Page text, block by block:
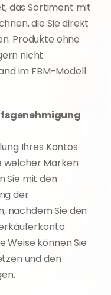
das Sortiment mit
die Sie direkt
Produkte ohne
nicht
im FBM-Modell
Ihres Kontos
welcher Marken
Sie mit den
der
nachdem Sie den
Weise können Sie
und den